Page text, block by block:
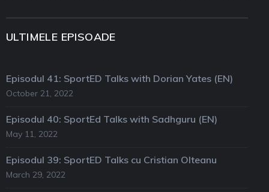
ULTIMELE EPISOADE
Episodul 41: SportED Talks with Dorian Yates (EN)
October 21, 2022
Episodul 40: SportEd Talks with Sadhguru (EN)
May 11, 2022
Episodul 39: SportED Talks cu Cristian Olteanu
March 29, 2022